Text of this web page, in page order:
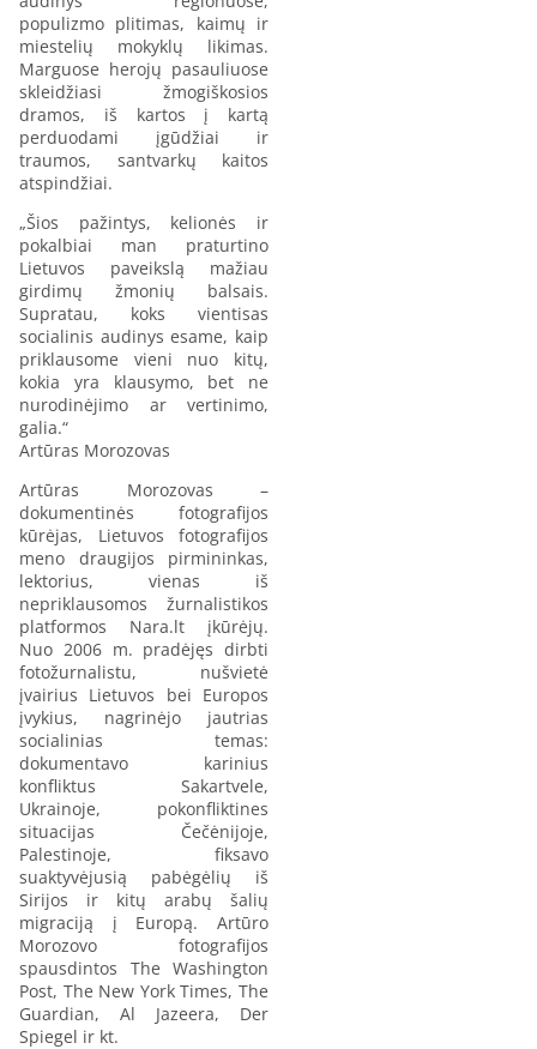
populizmo plitimas, kaimų ir
miestelių mokyklų likimas.
Marguose herojų pasauliuose
skleidžiasi žmogiškosios
dramos, iš kartos į kartą
perduodami įgūdžiai ir
traumos, santvarkų kaitos
atspindžiai.
„Šios pažintys, kelionės ir
pokalbiai man praturtino
Lietuvos paveikslą mažiau
girdimų žmonių balsais.
Supratau, koks vientisas
socialinis audinys esame, kaip
priklausome vieni nuo kitų,
kokia yra klausymo, bet ne
nurodinėjimo ar vertinimo,
galia.“
Artūras Morozovas
Artūras Morozovas –
dokumentinės fotografijos
kūrėjas, Lietuvos fotografijos
meno draugijos pirmininkas,
lektorius, vienas iš
nepriklausomos žurnalistikos
platformos Nara.lt įkūrėjų.
Nuo 2006 m. pradėjęs dirbti
fotožurnalistu, nušvietė
įvairius Lietuvos bei Europos
įvykius, nagrinėjo jautrias
socialinias temas:
dokumentavo karinius
konfliktus Sakartvele,
Ukrainoje, pokonfliktines
situacijas Čečėnijoje,
Palestinoje, fiksavo
suaktyvėjusią pabėgėlių iš
Sirijos ir kitų arabų šalių
migraciją į Europą. Artūro
Morozovo fotografijos
spausdintos The Washington
Post, The New York Times, The
Guardian, Al Jazeera, Der
Spiegel ir kt.